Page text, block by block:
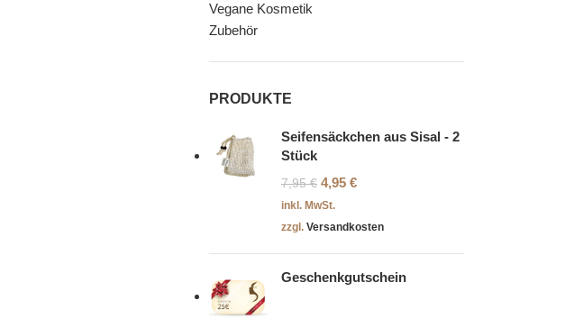
Vegane Kosmetik
Zubehör
PRODUKTE
Seifensäckchen aus Sisal - 2
Stück
7,95€ 4,95 €
inkl. MwSt.
zzgl. Versandkosten
Geschenkgutschein